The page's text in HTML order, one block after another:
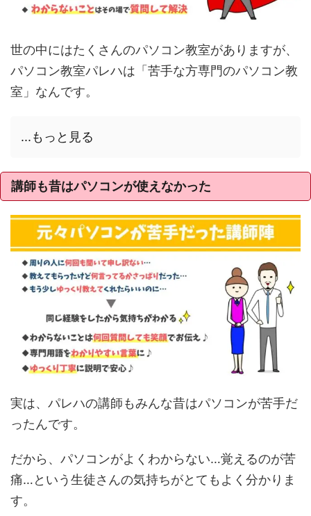
世の中にはたくさんのパソコン教室がありますが、
パソコン教室パレハは「苦手な方専門のパソコン教
室」なんです。
...もっと見る
講師も昔はパソコンが使えなかった
実は、パレハの講師もみんな昔はパソコンが苦手だ
ったんです。
だから、パソコンがよくわからない…覚えるのが苦
痛…という生徒さんの気持ちがとてもよく分かりま
す。